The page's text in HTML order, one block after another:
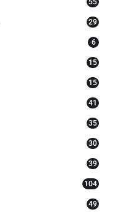
55
29
6
15
15
41
35
30
39
104
49